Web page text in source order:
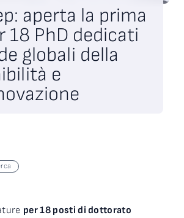
aperta la prima
18 PhD dedicati
globali della
e
per 18 posti di dottorato